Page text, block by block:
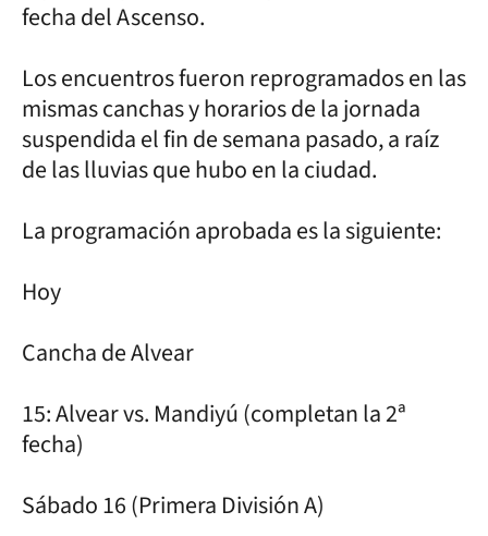
fecha del Ascenso.
Los encuentros fueron reprogramados en las
mismas canchas y horarios de la jornada
suspendida el fin de semana pasado, a raíz
de las lluvias que hubo en la ciudad.
La programación aprobada es la siguiente:
Hoy
Cancha de Alvear
15: Alvear vs. Mandiyú (completan la 2ª
fecha)
Sábado 16 (Primera División A)